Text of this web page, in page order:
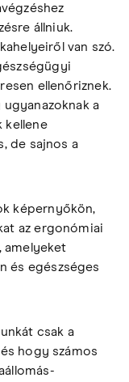
állniuk.
van szó.
ellenőriznek.
a
kellene
de sajnos a
képernyőkön,
az ergonómiai
amelyeket
és egészséges
csak a
hogy számos